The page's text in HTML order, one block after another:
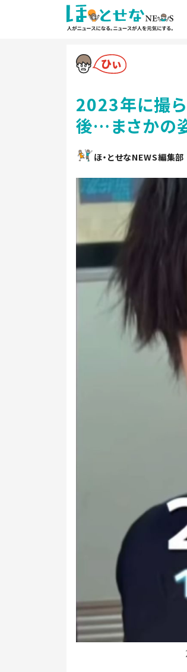
2023年に撮
後…まさかの姿
ほ・とせなNEWS編集部